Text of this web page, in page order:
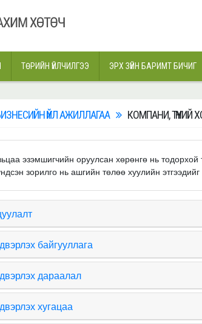
ТӨРИЙН ҮЙЛЧИЛГЭЭ ЭРХ ЗҮЙН БАРИМТ БИЧИГ
ҮЙЛ АЖИЛЛАГАА КОМПАНИ, ТҮҮНИЙ
эзэмшигчийн оруулсан хөрөнгө нь
зорилго нь ашгийн төлөө хуулийн
байгууллага
дараалал
хугацаа